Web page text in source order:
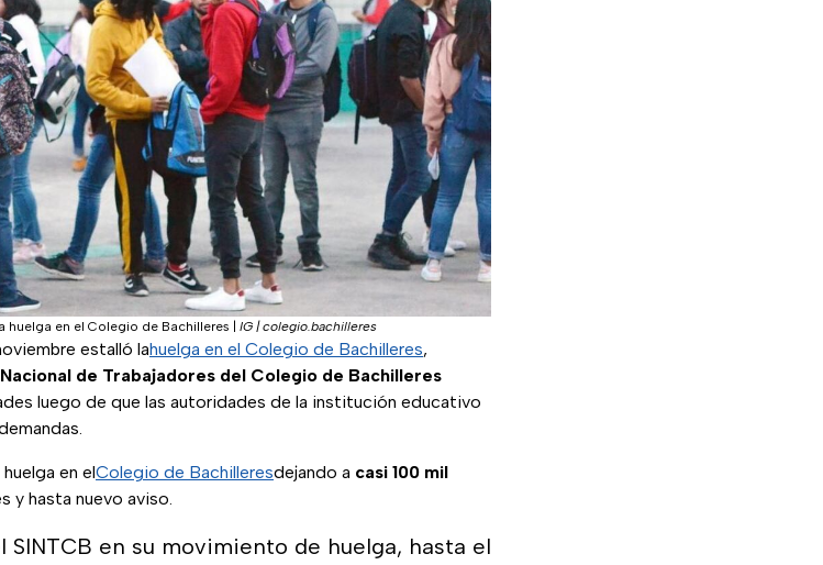
huelga en el Colegio de Bachilleres IG | colegio.bachilleres
estalló lahuelga en el Colegio de Bachilleres,
de Trabajadores del Colegio de Bachilleres
luego de que las autoridades de la institución educativo
en elColegio de Bachilleresdejando a casi 100 mil
y hasta nuevo aviso.
SINTCB en su movimiento de huelga, hasta el